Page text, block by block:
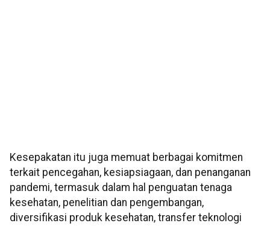
Kesepakatan itu juga memuat berbagai komitmen
terkait pencegahan, kesiapsiagaan, dan penanganan
pandemi, termasuk dalam hal penguatan tenaga
kesehatan, penelitian dan pengembangan,
diversifikasi produk kesehatan, transfer teknologi